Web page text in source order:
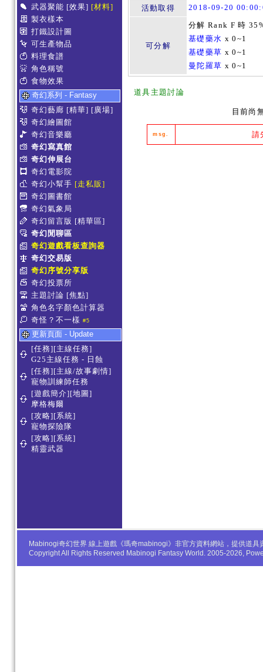
武器聚能 [效果] [材料]
製衣樣本
打鐵設計圖
可生產物品
料理食譜
角色稱號
食物效果
奇幻系列 - Fantasy
奇幻藝廊 [精華] [廣場]
奇幻繪圖館
奇幻音樂廳
奇幻寫真館
奇幻伸展台
奇幻電影院
奇幻小幫手 [走私販]
奇幻圖書館
奇幻氣象局
奇幻留言版 [精華區]
奇幻閒聊區
奇幻遊戲看板查詢器
奇幻交易版
奇幻序號分享版
奇幻投票所
主題討論 [焦點]
角色名字顏色計算器
奇怪？不一樣 #5
更新頁面 - Update
[任務][主線任務]
G25主線任務 - 日蝕
[任務][主線/故事劇情]
寵物訓練師任務
[遊戲簡介][地圖]
摩格梅爾
[攻略][系統]
寵物探險隊
[攻略][系統]
精靈武器
活動取得
2018-09-20
可分解
分解 Rank F 時
基礎藥水 x 0~1
基礎藥草 x 0~1
曼陀羅草 x 0~1
道具主題討論
目前尚
msg. 請
Mabinogi奇幻世界 線上遊戲《瑪奇mabinogi》非官方資料網站，提供道
Copyright All Rights Reserved Mabinogi Fantasy World. 2005-2026,